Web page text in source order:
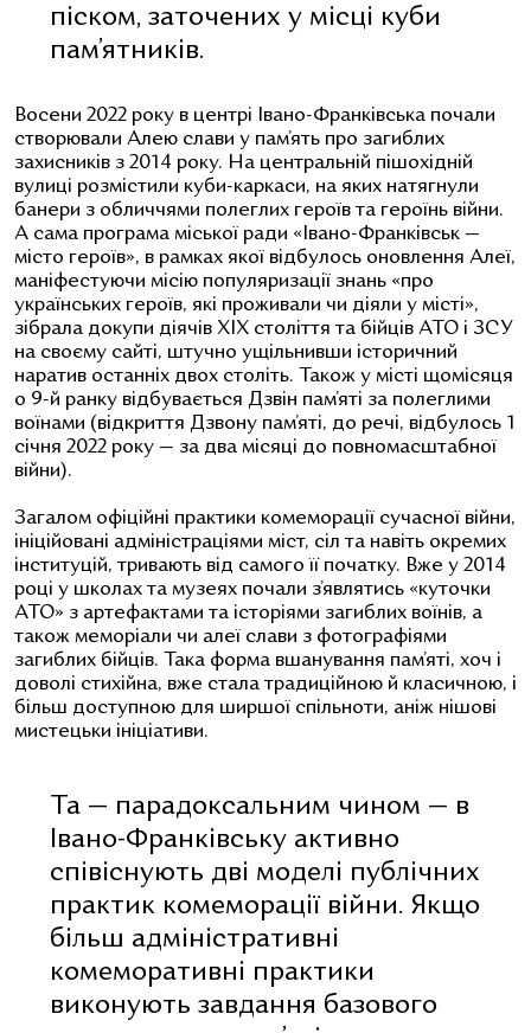
піском, заточених у місці куби
пам’ятників.
Восени 2022 року в центрі Івано-Франківська почали
створювали Алею слави у пам’ять про загиблих
захисників з 2014 року. На центральній пішохідній
вулиці розмістили куби-каркаси, на яких натягнули
банери з обличчями полеглих героїв та героїнь війни.
А сама програма міської ради «Івано-Франківськ —
місто героїв», в рамках якої відбулось оновлення Алеї,
маніфестуючи місію популяризації знань «про
українських героїв, які проживали чи діяли у місті»,
зібрала докупи діячів ХІХ століття та бійців АТО і ЗСУ
на своєму сайті, штучно ущільнивши історичний
наратив останніх двох століть. Також у місті щомісяця
о 9-й ранку відбувається Дзвін пам’яті за полеглими
воїнами (відкриття Дзвону пам’яті, до речі, відбулось 1
січня 2022 року — за два місяці до повномасштабної
війни).
Загалом офіційні практики комеморації сучасної війни,
ініційовані адміністраціями міст, сіл та навіть окремих
інституцій, тривають від самого її початку. Вже у 2014
році у школах та музеях почали з’являтись «куточки
АТО» з артефактами та історіями загиблих воїнів, а
також меморіали чи алеї слави з фотографіями
загиблих бійців. Така форма вшанування пам’яті, хоч і
доволі стихійна, вже стала традиційною й класичною, і
більш доступною для ширшої спільноти, аніж нішові
мистецьки ініціативи.
Та — парадоксальним чином — в
Івано-Франківську активно
співіснують дві моделі публічних
практик комеморації війни. Якщо
більш адміністративні
комеморативні практики
виконують завдання базового